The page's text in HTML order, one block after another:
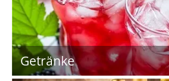
Getränke